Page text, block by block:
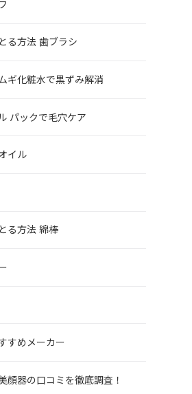
る方法 歯ブラシ
ギ化粧水で黒ずみ解消
パックで毛穴ケア
イル
る方法 綿棒
すめメーカー
顔器の口コミを徹底調査！